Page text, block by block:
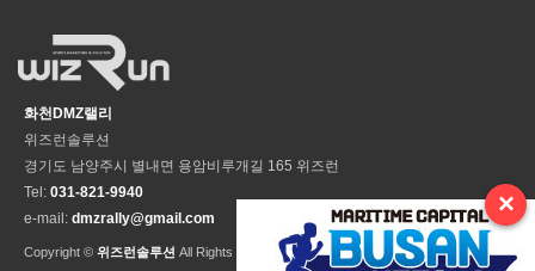
화천DMZ랠리
위즈런솔루션
경기도 남양주시 별내면 용암비루개길 165 위즈런
Tel: 031-821-9940
e-mail: dmzrally@gmail.com
Copyright © 위즈런솔루션 All Rights Reseved.
×